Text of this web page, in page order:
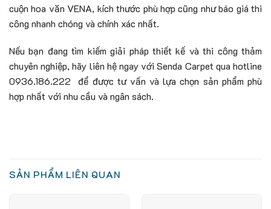
cuộn hoa văn VENA, kích thước phù hợp cũng như báo giá thi
công nhanh chóng và chính xác nhất.
Nếu bạn đang tìm kiếm giải pháp thiết kế và thi công thảm
chuyên nghiệp, hãy liên hệ ngay với Senda Carpet qua hotline
0936.186.222 để được tư vấn và lựa chọn sản phẩm phù
hợp nhất với nhu cầu và ngân sách.
SẢN PHẨM LIÊN QUAN